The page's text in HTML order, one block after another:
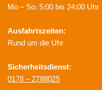
Mo – So: 5:00 bis 24:00 Uhr
Ausfahrtszeiten:
Rund um die Uhr
Sicherheitsdienst:
0178 – 2788025